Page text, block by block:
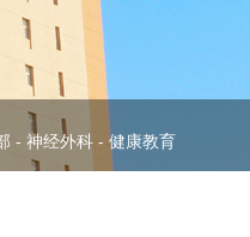
- 神经外科 - 健康教育